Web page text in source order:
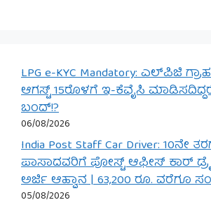
LPG e-KYC Mandatory: ಎಲ್‌ಪಿಜಿ
ಆಗಸ್ಟ್ 15ರೊಳಗೆ ಇ-ಕೆವೈಸಿ
ಬಂದ್!?
06/08/2026
India Post Staff Car Driver: 10ನೇ
ಪಾಸಾದವರಿಗೆ ಪೋಸ್ಟ್ ಆಫೀಸ್ ಕಾರ್
ಅರ್ಜಿ ಆಹ್ವಾನ | 63,200 ರೂ. ವರೆಗೂ
05/08/2026